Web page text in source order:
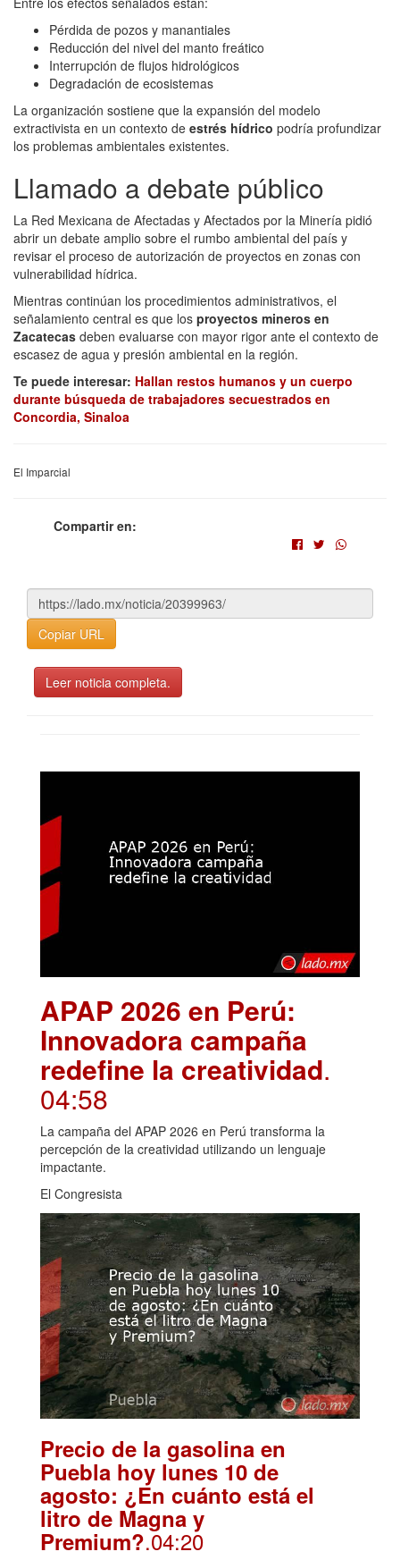
Pérdida de pozos y manantiales
Reducción del nivel del manto freático
Interrupción de flujos hidrológicos
Degradación de ecosistemas
La organización sostiene que la expansión del modelo
extractivista en un contexto de estrés hídrico podría profundizar
los problemas ambientales existentes.
Llamado a debate público
La Red Mexicana de Afectadas y Afectados por la Minería pidió
abrir un debate amplio sobre el rumbo ambiental del país y
revisar el proceso de autorización de proyectos en zonas con
vulnerabilidad hídrica.
Mientras continúan los procedimientos administrativos, el
señalamiento central es que los proyectos mineros en
Zacatecas deben evaluarse con mayor rigor ante el contexto de
escasez de agua y presión ambiental en la región.
Te puede interesar: Hallan restos humanos y un cuerpo
durante búsqueda de trabajadores secuestrados en
Concordia, Sinaloa
El Imparcial
Compartir en:
Copiar URL
Leer noticia completa.
APAP 2026 en Perú:
Innovadora campaña
redefine la creatividad.
04:58
La campaña del APAP 2026 en Perú transforma la
percepción de la creatividad utilizando un lenguaje
impactante.
El Congresista
Precio de la gasolina en
Puebla hoy lunes 10 de
agosto: ¿En cuánto está el
litro de Magna y
Premium?.04:20